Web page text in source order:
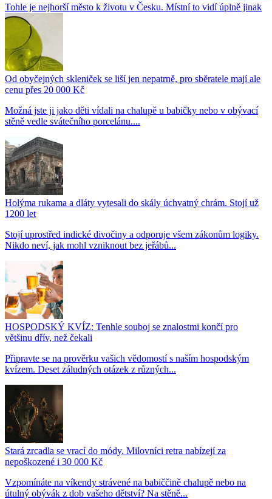
Tohle je nejhorší město k životu v Česku. Místní to vidí úplně jinak
Od obyčejných skleniček se liší jen nepatrně, pro sběratele mají ale
cenu přes 20 000 Kč
Možná jste ji jako děti vídali na chalupě u babičky nebo v obývací
stěně vedle svátečního porcelánu....
Holýma rukama a dláty vytesali do skály úchvatný chrám. Stojí už
1200 let
Stojí uprostřed indické divočiny a odporuje všem zákonům logiky.
Nikdo neví, jak mohl vzniknout bez jeřábů...
HOSPODSKÝ KVÍZ: Tenhle souboj se znalostmi končí pro
většinu dřív, než čekali
Připravte se na prověrku vašich vědomostí s naším hospodským
kvízem. Deset záludných otázek z různých...
Stará zrcadla se vrací do módy. Milovníci retra nabízejí za
nepoškozené i 30 000 Kč
Vzpomínáte na víkendy strávené na babiččině chalupě nebo na
útulný obývák z dob vašeho dětství? Na stěně...